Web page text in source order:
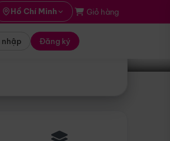
Hồ Chí Minh Giỏ hàng
Đăng ký
Tìm tour